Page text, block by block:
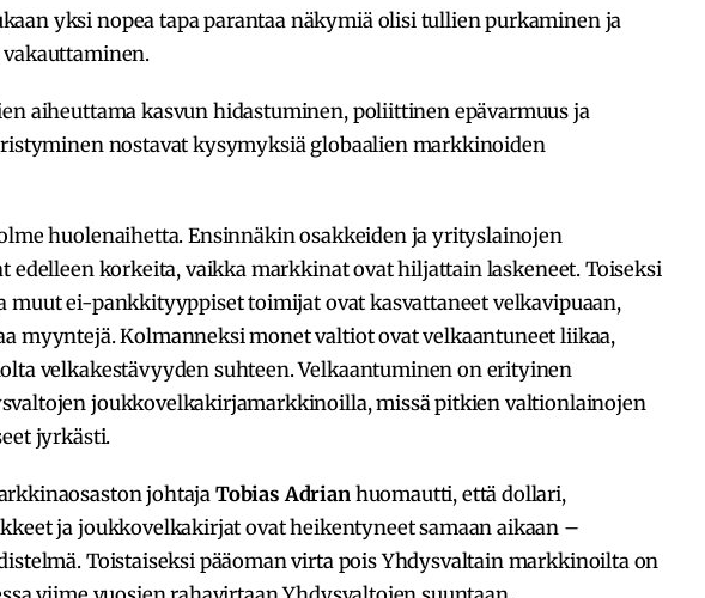
yksi nopea tapa parantaa näkymiä olisi tullien purkaminen ja
aiheuttama kasvun hidastuminen, poliittinen epävarmuus ja
nostavat kysymyksiä globaalien markkinoiden
huolenaihetta. Ensinnäkin osakkeiden ja yrityslainojen
edelleen korkeita, vaikka markkinat ovat hiljattain laskeneet. Toiseksi
muut ei-pankkityyppiset toimijat ovat kasvattaneet velkavipuaan,
myyntejä. Kolmanneksi monet valtiot ovat velkaantuneet liikaa,
velkakestävyyden suhteen. Velkaantuminen on erityinen
joukkovelkakirjamarkkinoilla, missä pitkien valtionlainojen
jyrkästi.
johtaja Tobias Adrian huomautti, että dollari,
ja joukkovelkakirjat ovat heikentyneet samaan aikaan –
Toistaiseksi pääoman virta pois Yhdysvaltain markkinoilta on